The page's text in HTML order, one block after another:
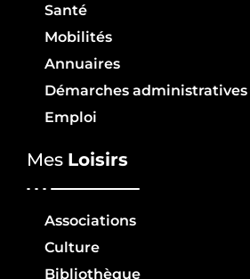
Santé
Mobilités
Annuaires
Démarches administratives
Emploi
Mes Loisirs
Associations
Culture
Bibliothèque